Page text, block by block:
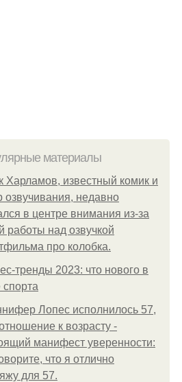
материалы
Харламов, известный комик и
озвучивания, недавно
в центре внимания из-за
работы над озвучкой
про колобка.
тренды 2023: что нового в
Лопес исполнилось 57,
к возрасту -
манифест уверенности:
что я отлично
для 57.